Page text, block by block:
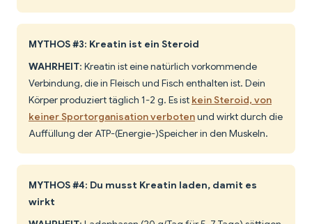
MYTHOS #3: Kreatin ist ein Steroid
WAHRHEIT: Kreatin ist eine natürlich vorkommende
Verbindung, die in Fleisch und Fisch enthalten ist. Dein
Körper produziert täglich 1-2 g. Es ist kein Steroid, von
keiner Sportorganisation verbotenund wirkt durch die
Auffüllung der ATP-(Energie-)Speicher in den Muskeln.
MYTHOS #4: Du musst Kreatin laden, damit es
wirkt